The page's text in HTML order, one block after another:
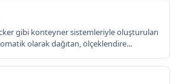
gibi konteyner sistemleriyle oluşturulan
olarak dağıtan, ölçeklendire...